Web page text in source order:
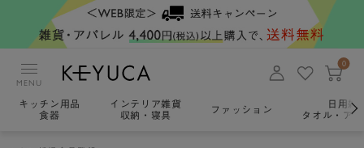
MENU
0
キッチン用品
食器
インテリア雑貨
収納・寝具
ファッション
日用雑
タオル・ア